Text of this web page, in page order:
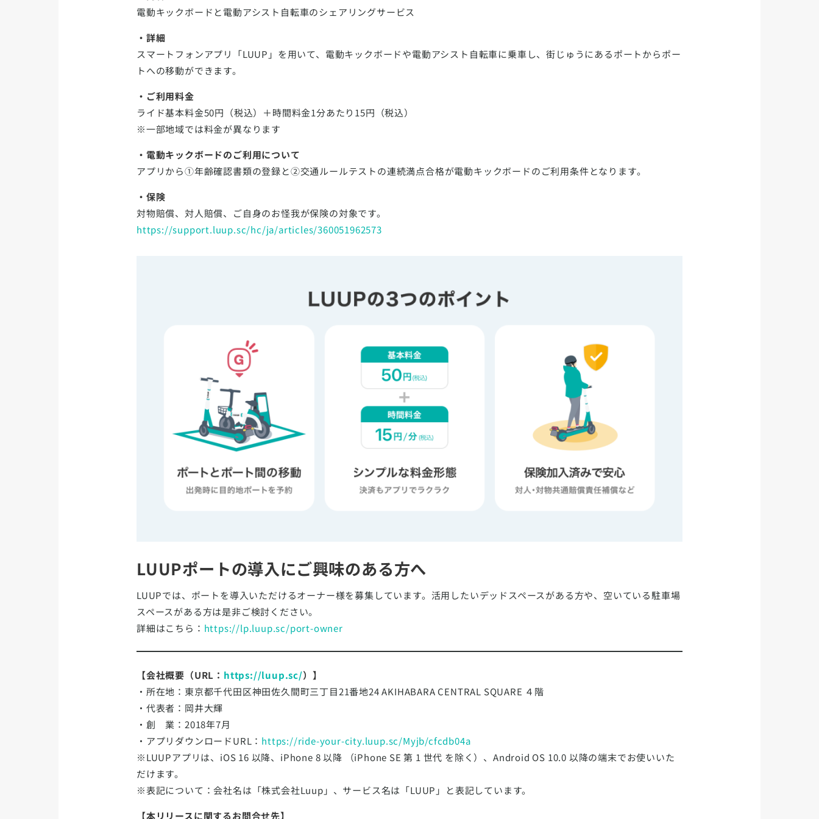
電動キックボードと電動アシスト自転車のシェアリングサービス
・詳細
スマートフォンアプリ「LUUP」を用いて、電動キックボードや電動アシスト自転車に乗車し、街じゅうにあるポートからポー
トへの移動ができます。
・ご利用料金
ライド基本料金50円（税込）＋時間料金1分あたり15円（税込）
※一部地域では料金が異なります
・電動キックボードのご利用について
アプリから①年齢確認書類の登録と②交通ルールテストの連続満点合格が電動キックボードのご利用条件となります。
・保険
対物賠償、対人賠償、ご自身のお怪我が保険の対象です。
https://support.luup.sc/hc/ja/articles/360051962573
LUUPポートの導入にご興味のある方へ
LUUPでは、ポートを導入いただけるオーナー様を募集しています。活用したいデッドスペースがある方や、空いている駐車場
スペースがある方は是非ご検討ください。
詳細はこちら： https://lp.luup.sc/port-owner
【会社概要（URL： https://luup.sc/）】
・所在地：東京都千代田区神田佐久間町三丁目21番地24 AKIHABARA CENTRAL SQUARE ４階
・代表者：岡井大輝
・創 業：2018年7月
・アプリダウンロードURL： https://ride-your-city.luup.sc/Myjb/cfcdb04a
※LUUPアプリは、iOS 16 以降、iPhone 8 以降 （iPhone SE 第 1 世代 を除く）、Android OS 10.0 以降の端末でお使いいた
だけます。
※表記について：会社名は「株式会社Luup」、サービス名は「LUUP」と表記しています。
【本リリースに関するお問合せ先】